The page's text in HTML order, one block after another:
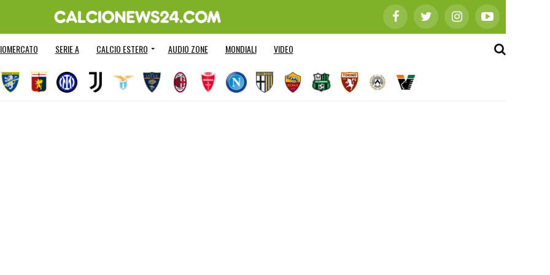
SERIE A CALCIO ESTERO AUDIO ZONE MONDIALI VIDEO